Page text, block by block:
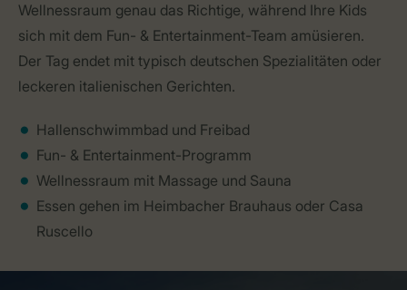
Wellnessraum genau das Richtige, während Ihre Kids
sich mit dem Fun- & Entertainment-Team amüsieren.
Der Tag endet mit typisch deutschen Spezialitäten oder
leckeren italienischen Gerichten.
Hallenschwimmbad und Freibad
Fun- & Entertainment-Programm
Wellnessraum mit Massage und Sauna
Essen gehen im Heimbacher Brauhaus oder Casa
Ruscello